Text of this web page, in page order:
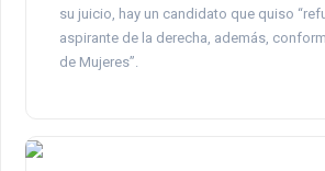
su juicio, hay un candidato que quiso
aspirante de la derecha, además,
de Mujeres”.